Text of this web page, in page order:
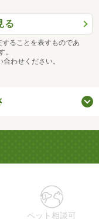
る
ることを表すものであ
。
わせください。
ペット相談可